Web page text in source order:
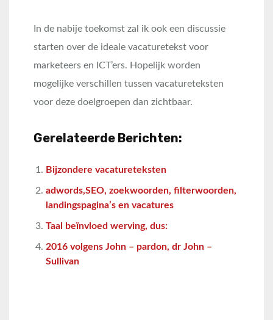
In de nabije toekomst zal ik ook een discussie
starten over de ideale vacaturetekst voor
marketeers en ICT’ers. Hopelijk worden
mogelijke verschillen tussen vacatureteksten
voor deze doelgroepen dan zichtbaar.
Gerelateerde Berichten:
Bijzondere vacatureteksten
adwords,SEO, zoekwoorden, filterwoorden,
landingspagina’s en vacatures
Taal beïnvloed werving, dus:
2016 volgens John – pardon, dr John –
Sullivan